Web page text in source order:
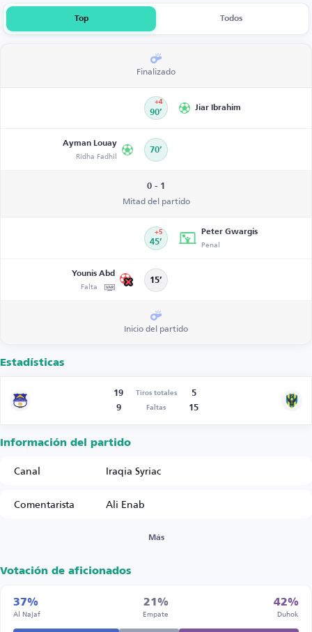
Top Todos
Finalizado
90’
+4
Jiar Ibrahim
Ayman Louay
Ridha Fadhil 70’
0 - 1
Mitad del partido
45’
+5 Peter Gwargis
Penal
Younis Abd
Falta 15’
Inicio del partido
Estadísticas
19 Tiros totales
5
9
Faltas 15
Información del partido
Canal
Iraqia Syriac
Comentarista
Ali Enab
Más
Votación de aficionados
37%
Al Najaf
21%
Empate
42%
Duhok